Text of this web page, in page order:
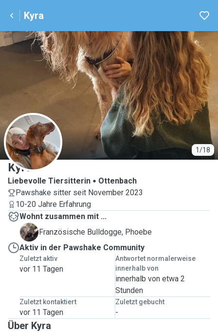
Kyra
1/18
K
Kyra
Liebevolle Tiersitterin
Ottenbach
Pawshake sitter seit November 2023
10-20 Jahre Erfahrung
Wohnt zusammen mit ...
P
Französische Bulldogge, Phoebe
Aktiv in der Pawshake Community
Zuletzt aktiv
vor 11 Tagen
Antwortet normalerweise
innerhalb von
innerhalb von etwa 2
Stunden
Zuletzt kontaktiert
vor 11 Tagen
Zuletzt gebucht
-
Über Kyra